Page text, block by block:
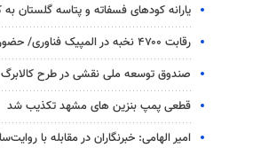
یارانه کودهای فسفاته و پتاسه گلستان
رقابت ۴۷۰۰ نخبه در المپیک فناوری/ حضور ۲۰۰ نفر از ۱۴ کشور دنیا
صندوق توسعه ملی نقشی در طرح کالابرگ
قطعی پمپ بنزین های مشهد تکذیب شد
امیر الهامی: خبرنگاران در مقابله با